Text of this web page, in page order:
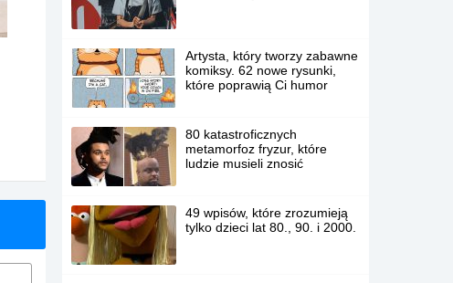
Artysta, który tworzy zabawne
komiksy. 62 nowe rysunki,
które poprawią Ci humor
80 katastroficznych
metamorfoz fryzur, które
ludzie musieli znosić
49 wpisów, które zrozumieją
tylko dzieci lat 80., 90. i 2000.